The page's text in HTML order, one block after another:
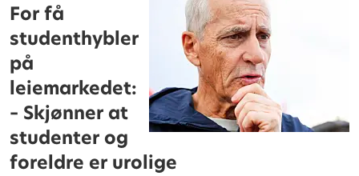
For få
studenthybler
på
leiemarkedet:
– Skjønner at
studenter og
foreldre er urolige